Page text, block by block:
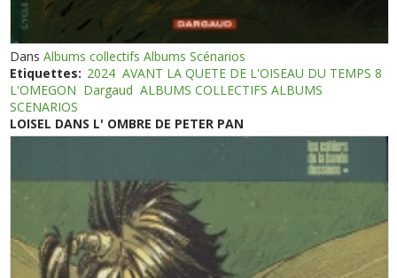
DansAlbums collectifs Albums Scénarios
Etiquettes: 2024 AVANT LA QUETE DE L'OISEAU DU TEMPS 8
L'OMEGON Dargaud ALBUMS COLLECTIFS ALBUMS
SCENARIOS
LOISEL DANS L' OMBRE DE PETER PAN